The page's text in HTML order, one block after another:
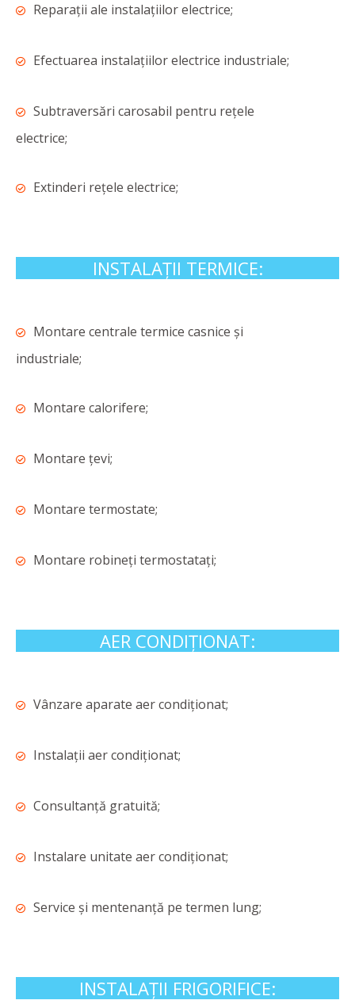
Reparații ale instalațiilor electrice;
Efectuarea instalațiilor electrice industriale;
Subtraversări carosabil pentru rețele
electrice;
Extinderi rețele electrice;
INSTALAȚII TERMICE:
Montare centrale termice casnice și
industriale;
Montare calorifere;
Montare țevi;
Montare termostate;
Montare robineți termostatați;
AER CONDIȚIONAT:
Vânzare aparate aer condiționat;
Instalații aer condiționat;
Consultanță gratuită;
Instalare unitate aer condiționat;
Service și mentenanță pe termen lung;
INSTALAȚII FRIGORIFICE: